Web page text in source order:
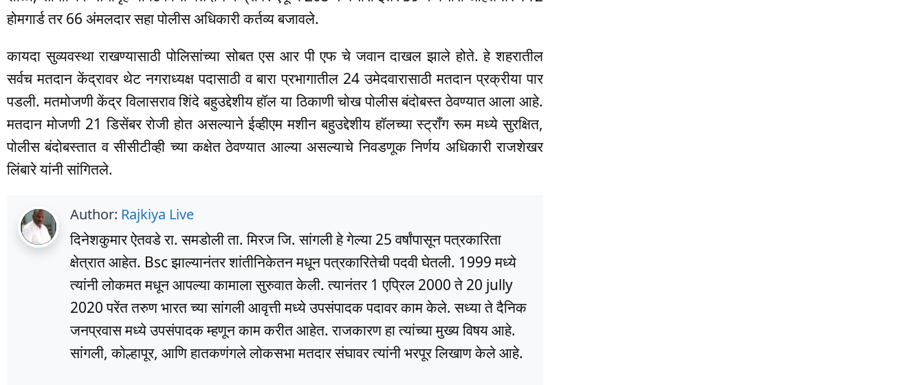
होमगार्ड तर 66 अंमलदार सहा पोलीस अधिकारी कर्तव्य बजावले.
कायदा सुव्यवस्था राखण्यासाठी पोलिसांच्या सोबत एस आर पी एफ चे जवान दाखल झाले होते. हे शहरातील
सर्वच मतदान केंद्रावर थेट नगराध्यक्ष पदासाठी व बारा प्रभागातील 24 उमेदवारासाठी मतदान प्रक्रीया पार
पडली. मतमोजणी केंद्र विलासराव शिंदे बहुउद्देशीय हॉल या ठिकाणी चोख पोलीस बंदोबस्त ठेवण्यात आला आहे.
मतदान मोजणी 21 डिसेंबर रोजी होत असल्याने ईव्हीएम मशीन बहुउद्देशीय हॉलच्या स्ट्राँग रूम मध्ये सुरक्षित,
पोलीस बंदोबस्तात व सीसीटीव्ही च्या कक्षेत ठेवण्यात आल्या असल्याचे निवडणूक निर्णय अधिकारी राजशेखर
लिंबारे यांनी सांगितले.
Author: Rajkiya Live
दिनेशकुमार ऐतवडे रा. समडोली ता. मिरज जि. सांगली हे गेल्या 25 वर्षांपासून पत्रकारिता
क्षेत्रात आहेत. Bsc झाल्यानंतर शांतीनिकेतन मधून पत्रकारितेची पदवी घेतली. 1999 मध्ये
त्यांनी लोकमत मधून आपल्या कामाला सुरुवात केली. त्यानंतर 1 एप्रिल 2000 ते 20 jully
2020 परेंत तरुण भारत च्या सांगली आवृत्ती मध्ये उपसंपादक पदावर काम केले. सध्या ते दैनिक
जनप्रवास मध्ये उपसंपादक म्हणून काम करीत आहेत. राजकारण हा त्यांच्या मुख्य विषय आहे.
सांगली, कोल्हापूर, आणि हातकणंगले लोकसभा मतदार संघावर त्यांनी भरपूर लिखाण केले आहे.